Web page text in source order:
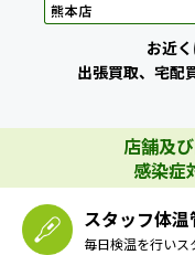
お近
出張買取、宅配
店舗及
感染症
スタッフ体温
毎日検温を行いス